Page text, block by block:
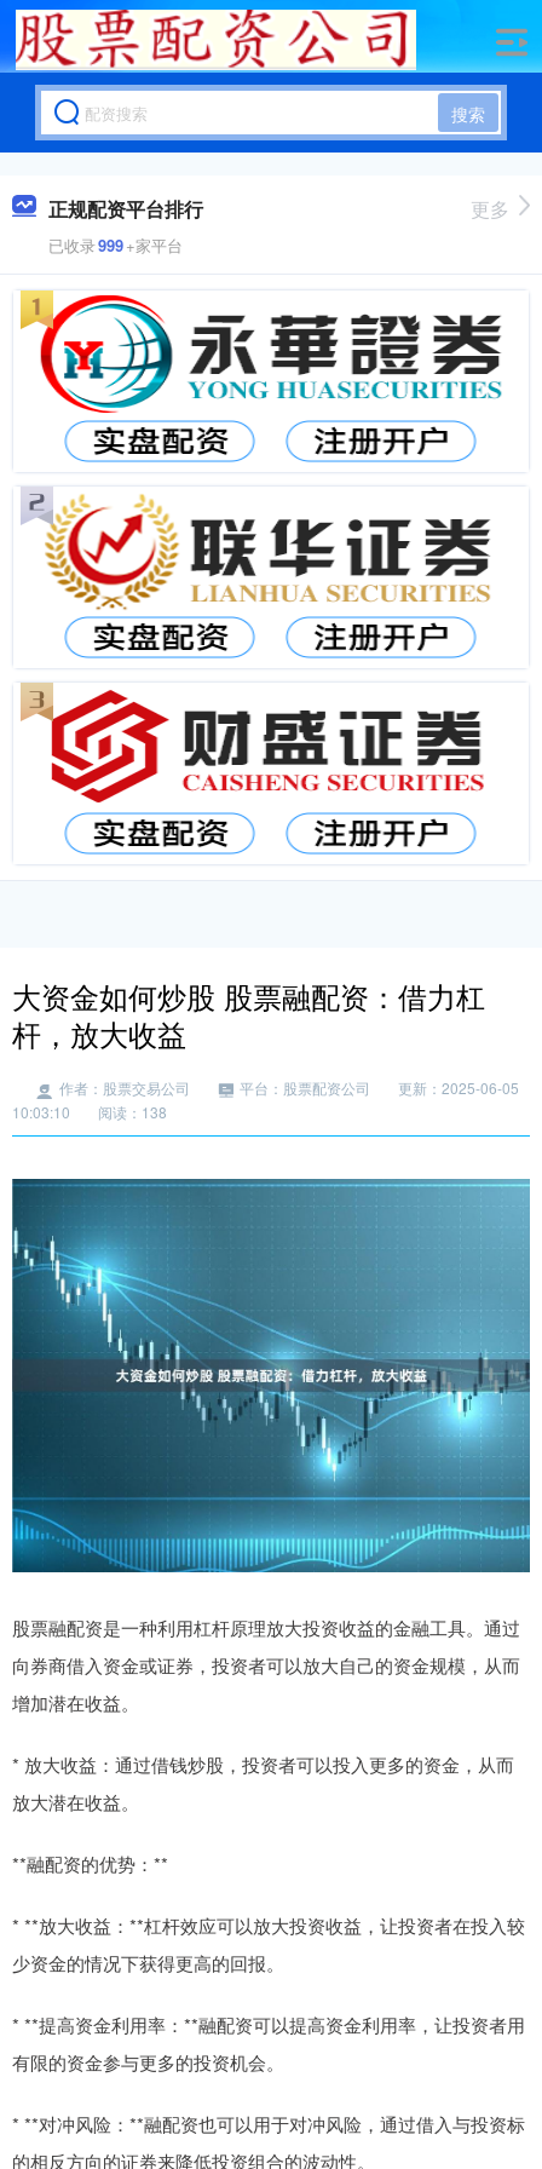
搜索
正规配资平台排行
已收录999+家平台
更多
大资金如何炒股 股票融配资：借力杠
杆，放大收益
作者：股票交易公司 平台：股票配资公司
更新：2025-06-05
10:03:10
阅读：138
股票融配资是一种利用杠杆原理放大投资收益的金融工具。通过
向券商借入资金或证券，投资者可以放大自己的资金规模，从而
增加潜在收益。
* 放大收益：通过借钱炒股，投资者可以投入更多的资金，从而
放大潜在收益。
**融配资的优势：**
* **放大收益：**杠杆效应可以放大投资收益，让投资者在投入较
少资金的情况下获得更高的回报。
* **提高资金利用率：**融配资可以提高资金利用率，让投资者用
有限的资金参与更多的投资机会。
* **对冲风险：**融配资也可以用于对冲风险，通过借入与投资标
的相反方向的证券来降低投资组合的波动性。